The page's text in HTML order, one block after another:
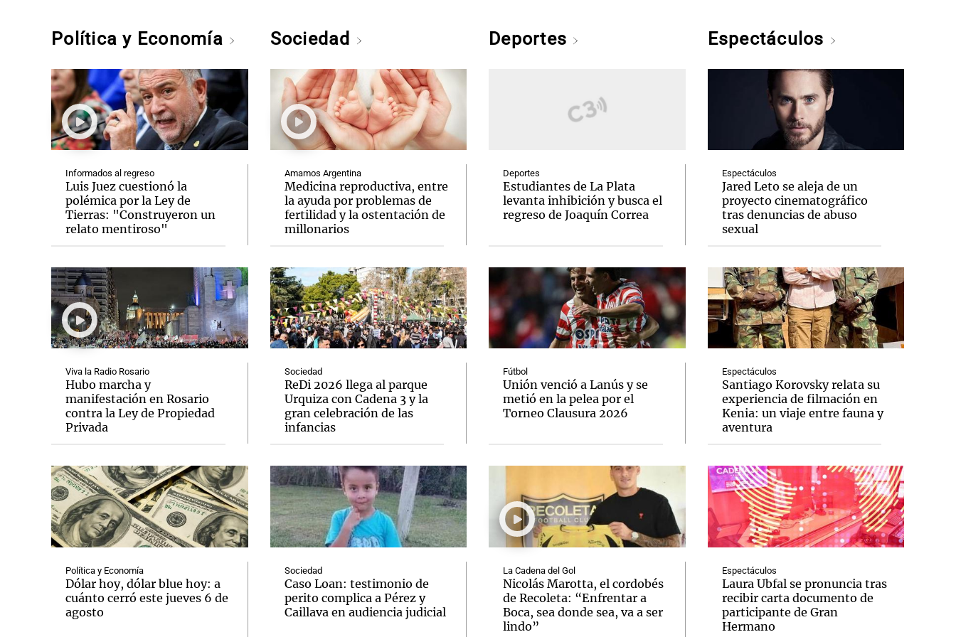
Política y Economía
Informados al regreso
Luis Juez cuestionó la
polémica por la Ley de
Tierras: "Construyeron un
relato mentiroso"
Viva la Radio Rosario
Hubo marcha y
manifestación en Rosario
contra la Ley de Propiedad
Privada
Política y Economía
Dólar hoy, dólar blue hoy: a
cuánto cerró este jueves 6 de
agosto
Sociedad
Amamos Argentina
Medicina reproductiva, entre
la ayuda por problemas de
fertilidad y la ostentación de
millonarios
Sociedad
ReDi 2026 llega al parque
Urquiza con Cadena 3 y la
gran celebración de las
infancias
Sociedad
Caso Loan: testimonio de
perito complica a Pérez y
Caillava en audiencia judicial
Deportes
Deportes
Estudiantes de La Plata
levanta inhibición y busca el
regreso de Joaquín Correa
Fútbol
Unión venció a Lanús y se
metió en la pelea por el
Torneo Clausura 2026
La Cadena del Gol
Nicolás Marotta, el cordobés
de Recoleta: “Enfrentar a
Boca, sea donde sea, va a ser
lindo”
Espectáculos
Espectáculos
Jared Leto se aleja de un
proyecto cinematográfico
tras denuncias de abuso
sexual
Espectáculos
Santiago Korovsky relata su
experiencia de filmación en
Kenia: un viaje entre fauna y
aventura
Espectáculos
Laura Ubfal se pronuncia tras
recibir carta documento de
participante de Gran
Hermano
Notas Notas
El huracán de Arequito
Notas
Cadena 3 en Groenlandia
Notas